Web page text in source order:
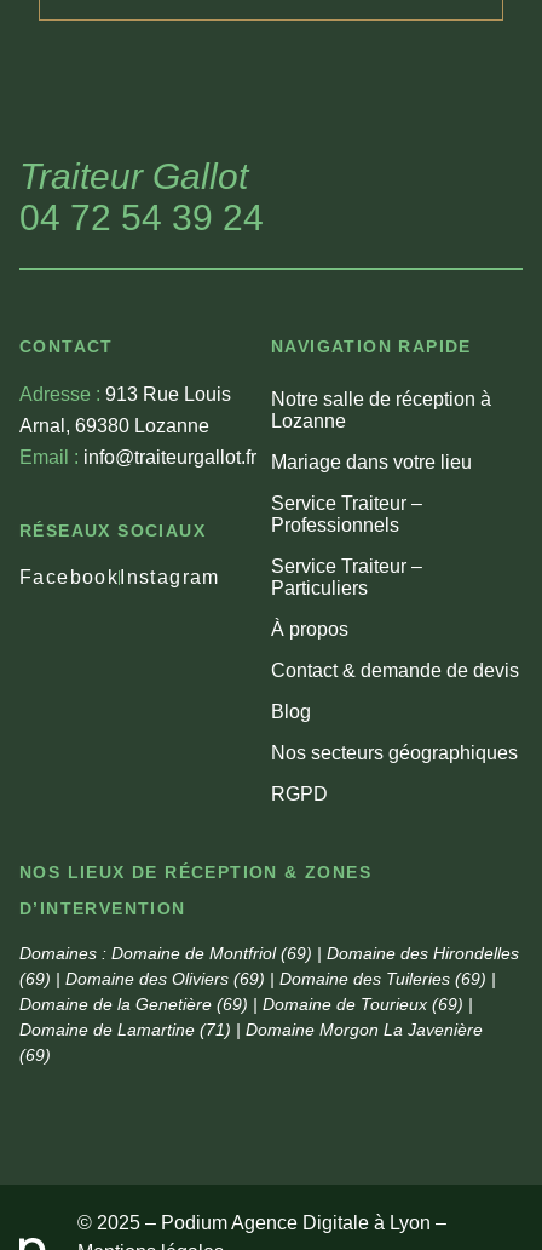
Traiteur Gallot
04 72 54 39 24
CONTACT
Adresse : 913 Rue Louis
Arnal, 69380 Lozanne
Email : info@traiteurgallot.fr
RÉSEAUX SOCIAUX
Facebook Instagram
NAVIGATION RAPIDE
Notre salle de réception à
Lozanne
Mariage dans votre lieu
Service Traiteur –
Professionnels
Service Traiteur –
Particuliers
À propos
Contact & demande de devis
Blog
Nos secteurs géographiques
RGPD
NOS LIEUX DE RÉCEPTION & ZONES
D’INTERVENTION
Domaines : Domaine de Montfriol (69) | Domaine des Hirondelles
(69) | Domaine des Oliviers (69) | Domaine des Tuileries (69) |
Domaine de la Genetière (69) | Domaine de Tourieux (69) |
Domaine de Lamartine (71) | Domaine Morgon La Javenière
(69)
© 2025 – Podium Agence Digitale à Lyon –